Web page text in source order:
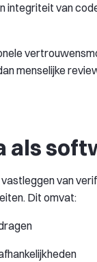
integriteit van
menselijke
als
van
Dit omvat: